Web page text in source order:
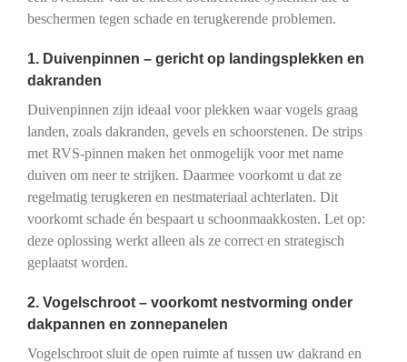
beschermen tegen schade en terugkerende problemen.
1. Duivenpinnen – gericht op landingsplekken en
dakranden
Duivenpinnen zijn ideaal voor plekken waar vogels graag
landen, zoals dakranden, gevels en schoorstenen. De strips
met RVS-pinnen maken het onmogelijk voor met name
duiven om neer te strijken. Daarmee voorkomt u dat ze
regelmatig terugkeren en nestmateriaal achterlaten. Dit
voorkomt schade én bespaart u schoonmaakkosten. Let op:
deze oplossing werkt alleen als ze correct en strategisch
geplaatst worden.
2. Vogelschroot – voorkomt nestvorming onder
dakpannen en zonnepanelen
Vogelschroot sluit de open ruimte af tussen uw dakrand en